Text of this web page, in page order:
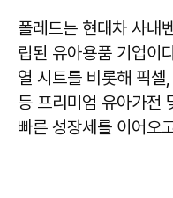
폴레드는 현대차 사내
립된 유아용품 기업이
열 시트를 비롯해 픽
등 프리미엄 유아가전
빠른 성장세를 이어오